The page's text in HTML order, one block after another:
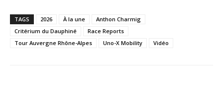
TAGS 2026 À la une
Anthon Charmig
Critérium du Dauphiné
Race Reports
Tour Auvergne Rhône-Alpes
Uno-X Mobility Vidéo